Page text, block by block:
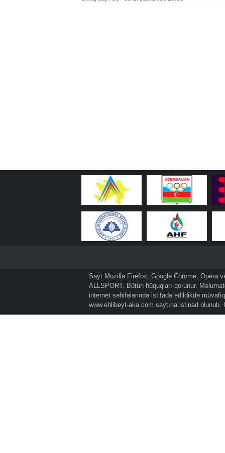
Sayt Mozilla Firefox, Google Chrome, Opera
ALLSPORT. Bütün hüquqları qorunur.
internet səhifələrində istifadə edildikdə
www.ehlibeyt-aka.com saytına istinad olunub.